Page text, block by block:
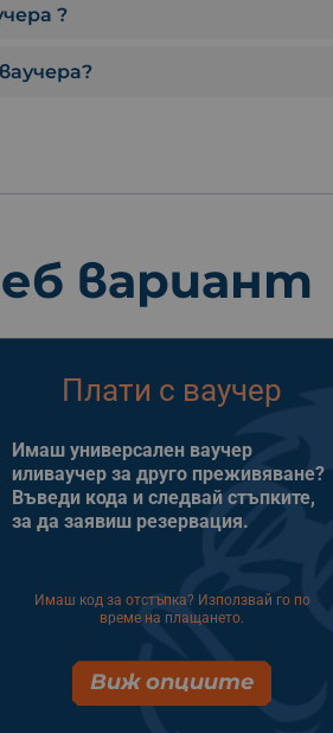
?
вариант
Плати с ваучер
Имаш универсален ваучер
иливаучер за друго преживяване?
Въведи кода и следвай стъпките,
за да заявиш резервация.
Имаш код за отстъпка? Използвай го по
време на плащането.
Виж опциите